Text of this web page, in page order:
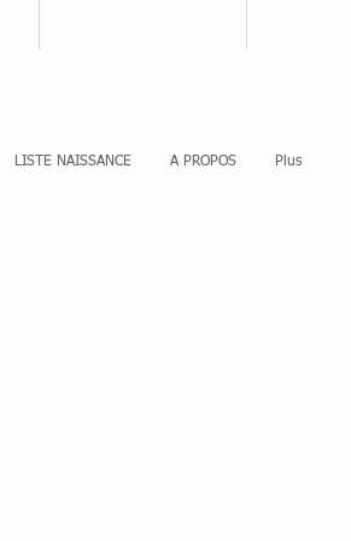
LISTE NAISSANCE A PROPOS Plus